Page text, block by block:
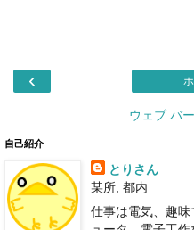
‹
ウェブ バ
自己紹介
とりさん
某所, 都内
仕事は電気、趣